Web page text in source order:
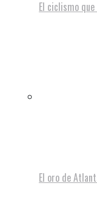
El ciclismo
El oro de